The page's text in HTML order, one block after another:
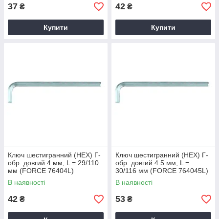
37 ₴
Купити
42 ₴
Купити
Ключ шестигранний (HEX) Г-
обр. довгий 4 мм, L = 29/110
мм (FORCE 76404L)
В наявності
42 ₴
Ключ шестигранний (HEX) Г-
обр. довгий 4.5 мм, L =
30/116 мм (FORCE 764045L)
В наявності
53 ₴